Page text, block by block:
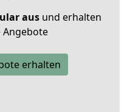
ausund erhalten
Angebote
erhalten